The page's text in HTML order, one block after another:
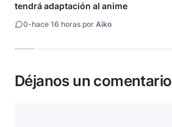
tendrá adaptación al anime
0-hace 16 horas por Aiko
Déjanos un comentario